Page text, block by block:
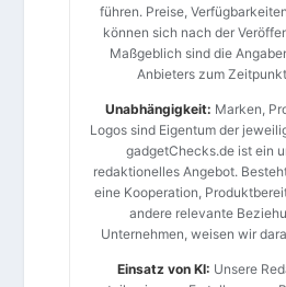
führen. Preise,
können sich nach der
Maßgeblich sind die
Anbieters zum
Unabhängigkeit: Marken,
Logos sind Eigentum der
gadgetChecks.de ist ein
redaktionelles Angebot.
eine Kooperation,
andere relevante
Unternehmen, weisen wir
Einsatz von KI: Unsere